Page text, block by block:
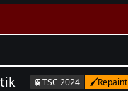
🚆TSC 2024 🖌️Repaint